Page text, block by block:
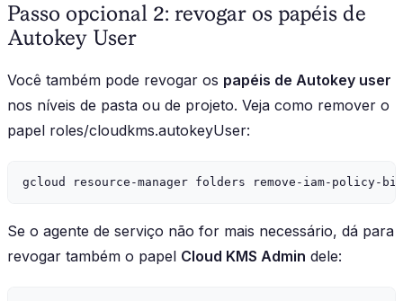
Passo opcional 2: revogar os papéis de
Autokey User
Você também pode revogar os papéis de Autokey user
nos níveis de pasta ou de projeto. Veja como remover o
papel roles/cloudkms.autokeyUser:
Se o agente de serviço não for mais necessário, dá para
revogar também o papel Cloud KMS Admin dele: